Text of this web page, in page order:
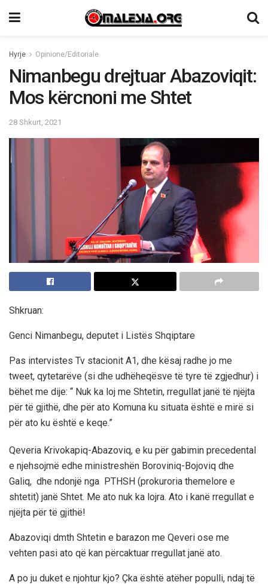
Hyrje Opinione/Editoriale
Nimanbegu drejtuar Abazoviqit:
Mos kërcnoni me Shtet
28 Shkurt, 2021
Shkruan:
Genci Nimanbegu, deputet i Listës Shqiptare
Pas intervistes Tv stacionit A1, dhe kësaj radhe jo me
tweet, qytetarëve (si dhe udhëheqësve të tyre të zgjedhur) i
bëhet me dije: “ Nuk ka loj me Shtetin, rregullat janë të njëjta
për të gjithë, dhe për ato Komuna ku situata është e mirë si
për ato ku është e keqe.”
Qeveria Krivokapiq-Abazoviq, e ku për gabimin precedental
e njehsojmë edhe ministreshën Boroviniq-Bojoviq dhe
Galiq, dhe ndonjë nga PTHSH (prokuroria themelore e
shtetit) janë Shtet. Me ato nuk ka lojra. Ato i kanë rregullat e
njëjta për të gjithë!
Abazoviqi dmth Shtetin e barazon me Qeveri ose me
vehten pasi ato që kan përcaktuar rregullat janë ato.
A po ju duket e njohtur kjo? Çka është atëher populli, ndaj të